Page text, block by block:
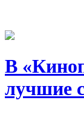
В
лучшие